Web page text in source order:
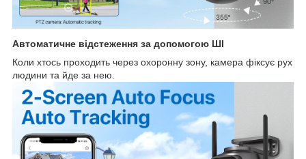
Автоматичне відстеження за допомогою ШІ
Коли хтось проходить через охоронну зону, камера фіксує рух
людини та йде за нею.